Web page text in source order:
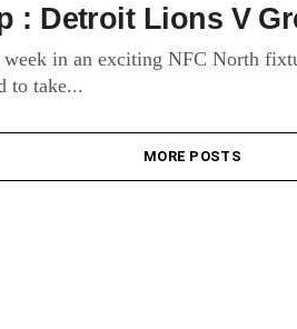
: Detroit Lions V
week in an exciting NFC North
to take...
MORE POSTS